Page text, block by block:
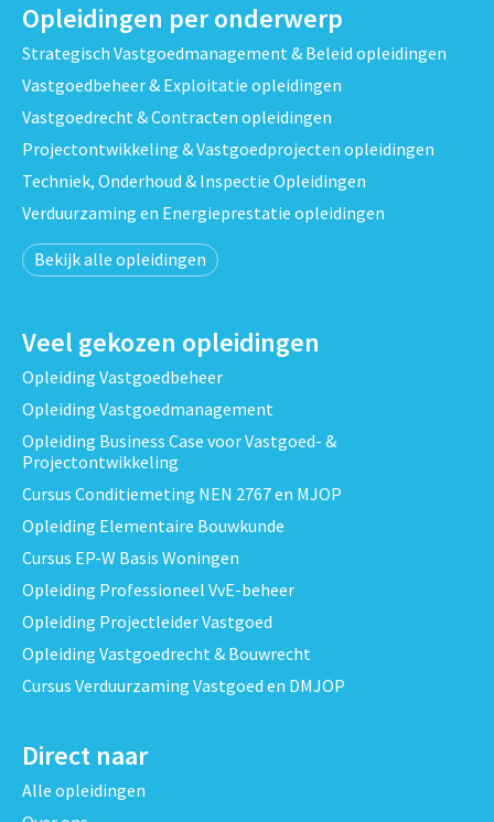
Opleidingen per onderwerp
Strategisch Vastgoedmanagement & Beleid opleidingen
Vastgoedbeheer & Exploitatie opleidingen
Vastgoedrecht & Contracten opleidingen
Projectontwikkeling & Vastgoedprojecten opleidingen
Techniek, Onderhoud & Inspectie Opleidingen
Verduurzaming en Energieprestatie opleidingen
Bekijk alle opleidingen
Veel gekozen opleidingen
Opleiding Vastgoedbeheer
Opleiding Vastgoedmanagement
Opleiding Business Case voor Vastgoed- &
Projectontwikkeling
Cursus Conditiemeting NEN 2767 en MJOP
Opleiding Elementaire Bouwkunde
Cursus EP-W Basis Woningen
Opleiding Professioneel VvE-beheer
Opleiding Projectleider Vastgoed
Opleiding Vastgoedrecht & Bouwrecht
Cursus Verduurzaming Vastgoed en DMJOP
Direct naar
Alle opleidingen